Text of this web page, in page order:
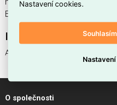
nabízíme od 1 ks. Kód EMAS
ELSVOS1786068.
Interní název produktu
ATLAS PL5 ORO
O společnosti
Nastavení cookies.